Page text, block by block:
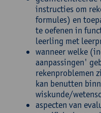
instructies om
formules) en
te oefenen in
leerling met
wanneer welke
aanpassingen'
rekenproblemen
kan benutten
wiskunde/
aspecten van